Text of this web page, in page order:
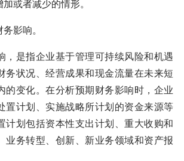
或者减少的情形。
影响。
是指企业基于管理可持续风险和机遇
务状况、经营成果和现金流量在未来短
的变化。在分析预期财务影响时，企业
置计划、实施战略所计划的资金来源等
计划包括资本性支出计划、重大收购和
业务转型、创新、新业务领域和资产报